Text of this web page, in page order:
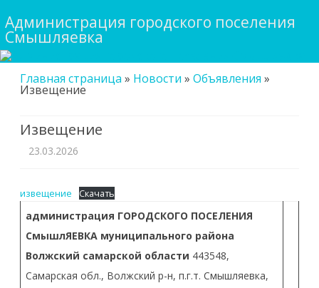
Администрация городского поселения
Смышляевка
to
Главная страница » Новости » Объявления »
Извещение
Извещение
23.03.2026
извещение Скачать
администрация ГОРОДСКОГО ПОСЕЛЕНИЯ
СмышлЯЕВКА муниципального района
Волжский самарской области 443548,
Самарская обл., Волжский р-н, п.г.т. Смышляевка,